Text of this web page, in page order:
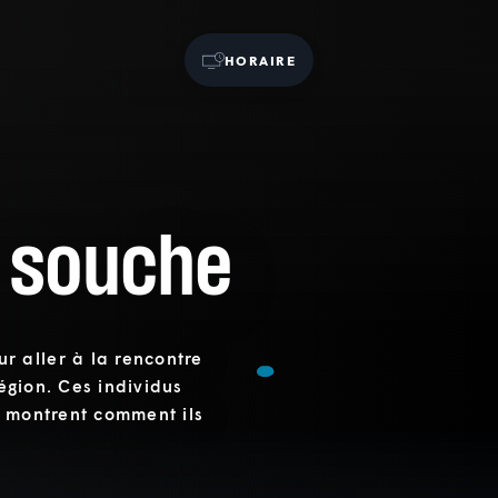
HORAIRE
aller à la rencontre
Ces individus
comment ils